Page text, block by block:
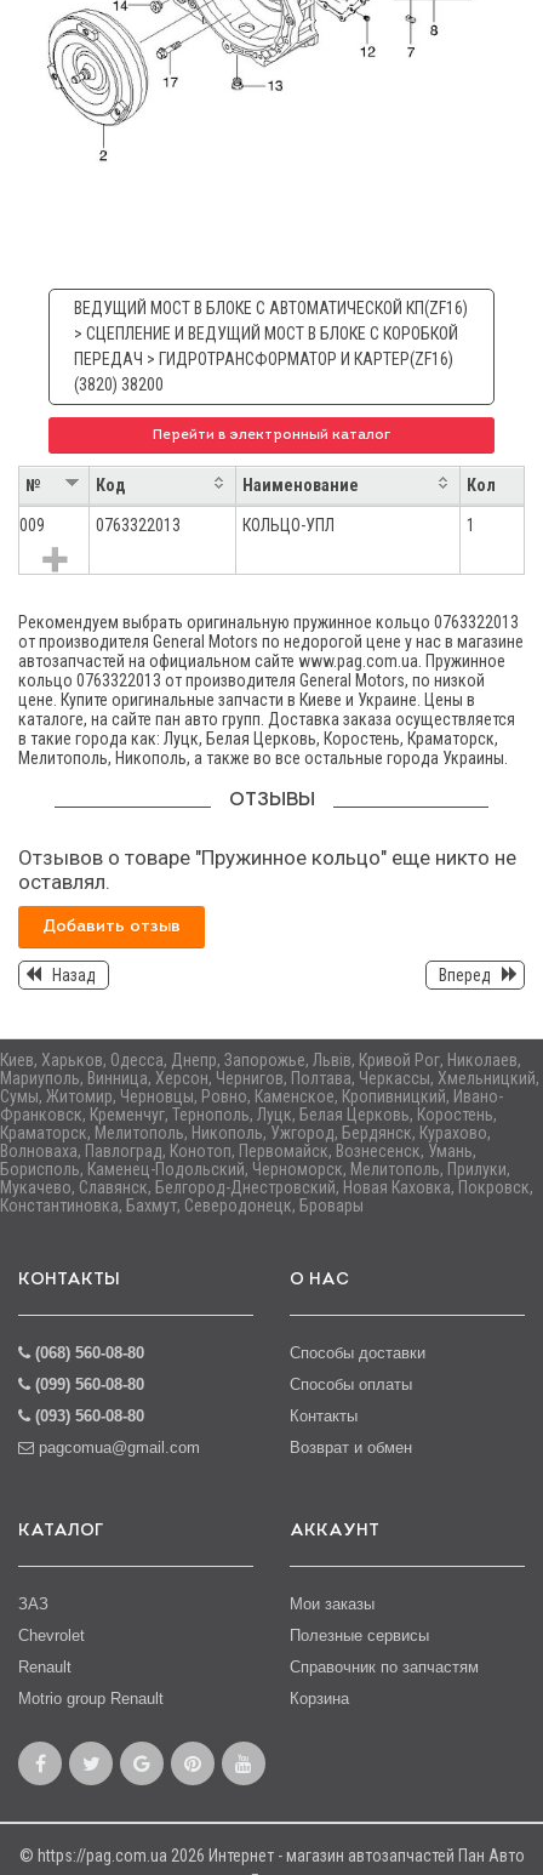
ВЕДУЩИЙ МОСТ В БЛОКЕ С АВТОМАТИЧЕСКОЙ КП(ZF16)
> СЦЕПЛЕНИЕ И ВЕДУЩИЙ МОСТ В БЛОКЕ С КОРОБКОЙ
ПЕРЕДАЧ > ГИДРОТРАНСФОРМАТОР И КАРТЕР(ZF16)
(3820) 38200
Перейти в электронный каталог
№ Код Наименование Кол
009 0763322013 КОЛЬЦО-УПЛ 1
Рекомендуем выбрать оригинальную пружинное кольцо 0763322013
от производителя General Motors по недорогой цене у нас в магазине
автозапчастей на официальном сайте www.pag.com.ua. Пружинное
кольцо 0763322013 от производителя General Motors, по низкой
цене. Купите оригинальные запчасти в Киеве и Украине. Цены в
каталоге, на сайте пан авто групп. Доставка заказа осуществляется
в такие города как: Луцк, Белая Церковь, Коростень, Краматорск,
Мелитополь, Никополь, а также во все остальные города Украины.
ОТЗЫВЫ
Отзывов о товаре "Пружинное кольцо" еще никто не
оставлял.
Добавить отзыв
Назад Вперед
Киев, Харьков, Одесса, Днепр, Запорожье, Львів, Кривой Рог, Николаев,
Мариуполь, Винница, Херсон, Чернигов, Полтава, Черкассы, Хмельницкий,
Сумы, Житомир, Черновцы, Ровно, Каменское, Кропивницкий, Ивано-
Франковск, Кременчуг, Тернополь, Луцк, Белая Церковь, Коростень,
Краматорск, Мелитополь, Никополь, Ужгород, Бердянск, Курахово,
Волноваха, Павлоград, Конотоп, Первомайск, Вознесенск, Умань,
Борисполь, Каменец-Подольский, Черноморск, Мелитополь, Прилуки,
Мукачево, Славянск, Белгород-Днестровский, Новая Каховка, Покровск,
Константиновка, Бахмут, Северодонецк, Бровары
КОНТАКТЫ
(068) 560-08-80
(099) 560-08-80
(093) 560-08-80
pagcomua@gmail.com
О НАС
Способы доставки
Способы оплаты
Контакты
Возврат и обмен
КАТАЛОГ
ЗАЗ
Chevrolet
Renault
Motrio group Renault
АККАУНТ
Мои заказы
Полезные сервисы
Справочник по запчастям
Корзина
© https://pag.com.ua 2026 Интернет - магазин автозапчастей Пан Авто